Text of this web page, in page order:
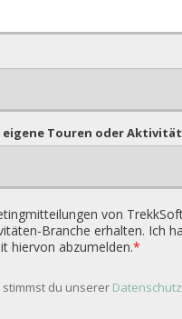
Touren oder
von
Branche erhalten. Ich
hiervon abzumelden.*
du unserer